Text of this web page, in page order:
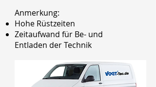
Anmerkung:
Hohe Rüstzeiten
Zeitaufwand für Be- und
Entladen der Technik